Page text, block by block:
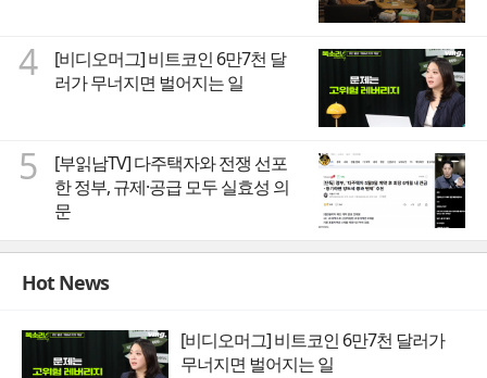
4
[비디오머그] 비트코인 6만7천 달
러가 무너지면 벌어지는 일
5
[부읽남TV] 다주택자와 전쟁 선포
한 정부, 규제·공급 모두 실효성 의
문
Hot News
[비디오머그] 비트코인 6만7천 달러가
무너지면 벌어지는 일